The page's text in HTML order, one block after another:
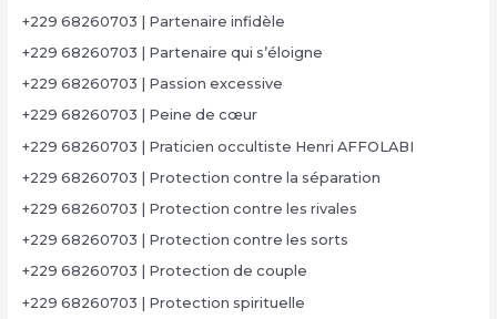
+229 68260703 | Partenaire infidèle
+229 68260703 | Partenaire qui s’éloigne
+229 68260703 | Passion excessive
+229 68260703 | Peine de cœur
+229 68260703 | Praticien occultiste Henri AFFOLABI
+229 68260703 | Protection contre la séparation
+229 68260703 | Protection contre les rivales
+229 68260703 | Protection contre les sorts
+229 68260703 | Protection de couple
+229 68260703 | Protection spirituelle